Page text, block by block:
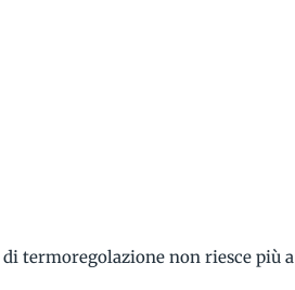
termoregolazione non riesce più a